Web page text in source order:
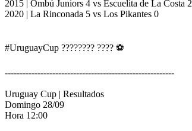
2015 | Ombú Juniors 4 vs Escuelita de La Costa 2
2020 | La Rinconada 5 vs Los Pikantes 0
#UruguayCup ???????? ???? ⚽️
---------------------------------------------------------
Uruguay Cup | Resultados
Domingo 28/09
Hora 12:00